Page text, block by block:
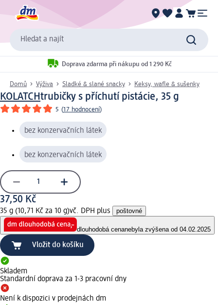
Hledat a najít
Doprava zdarma při nákupu od 1 290 Kč
Domů Výživa Sladké & slané snacky Keksy, wafle & sušenky
KOLATCHtrubičky s příchutí pistácie, 35 g
5 (17 hodnocení)
bez konzervačních látek
bez konzervačních látek
37,50 Kč
35 g (10,71 Kč za 10 g)vč. DPH plus poštovné
dlouhodobá cenanebyla zvýšena od 04.02.2025
Vložit do košíku
Skladem
Standardní doprava za 1-3 pracovní dny
Není k dispozici v prodejnách dm